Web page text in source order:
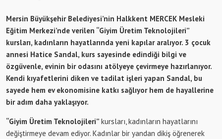
Mersin Büyükşehir Belediyesi’nin Halkkent MERCEK Mesleki
Eğitim Merkezi’nde verilen “Giyim Üretim Teknolojileri”
kursları, kadınların hayatlarında yeni kapılar aralıyor. 3 çocuk
annesi Hatice Sandal, kurs sayesinde edindiği bilgi ve
özgüvenle, evinin bir odasını atölyeye çevirmeye hazırlanıyor.
Kendi kıyafetlerini diken ve tadilat işleri yapan Sandal, bu
sayede hem ev ekonomisine katkı sağlıyor hem de hayallerine
bir adım daha yaklaşıyor.
“Giyim Üretim Teknolojileri” kursları, kadınların hayatlarını
değiştirmeye devam ediyor. Kadınlar bir yandan dikiş öğrenerek